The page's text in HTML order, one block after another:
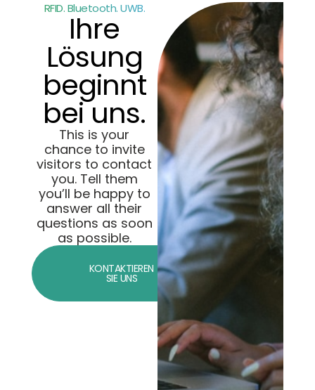
RFID. Bluetooth. UWB.
Ihre
Lösung
beginnt
bei uns.
This is your
chance to invite
visitors to contact
you. Tell them
you’ll be happy to
answer all their
questions as soon
as possible.
KONTAKTIEREN
SIE UNS